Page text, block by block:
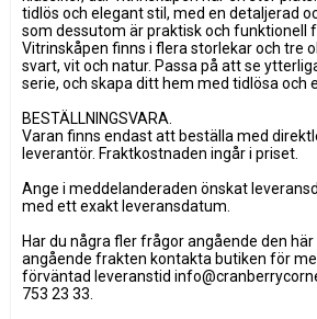
tidlös och elegant stil, med en detaljerad
som dessutom är praktisk och funktionell
Vitrinskåpen finns i flera storlekar och tre
svart, vit och natur. Passa på att se
serie, och skapa ditt hem med tidlösa och
BESTÄLLNINGSVARA.
Varan finns endast att beställa med
leverantör. Fraktkostnaden ingår i priset.
Ange i meddelanderaden önskat
med ett exakt leveransdatum.
Har du några fler frågor angående den
angående frakten kontakta butiken för
förväntad leveranstid
753 23 33.